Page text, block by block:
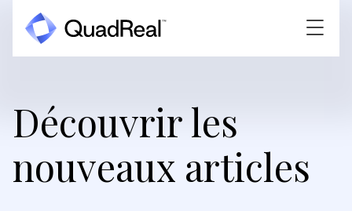
Découvrir les
nouveaux articles